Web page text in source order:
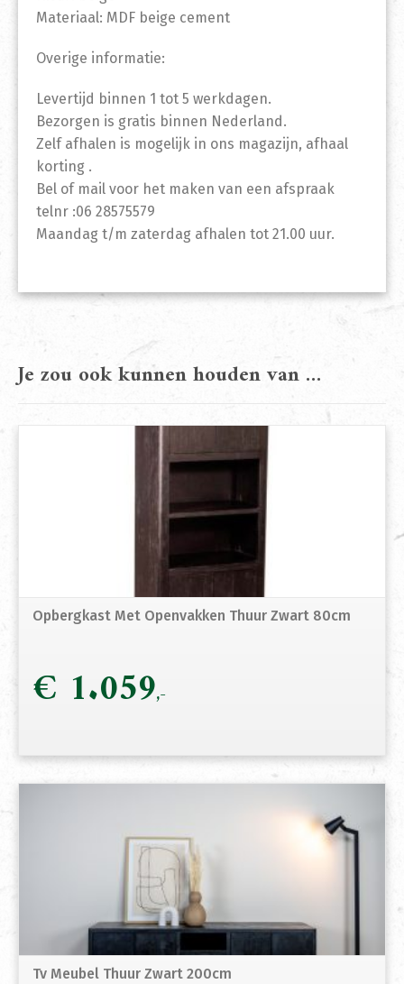
Materiaal: MDF beige cement
Overige informatie:
Levertijd binnen 1 tot 5 werkdagen.
Bezorgen is gratis binnen Nederland.
Zelf afhalen is mogelijk in ons magazijn, afhaal
korting .
Bel of mail voor het maken van een afspraak
telnr :06 28575579
Maandag t/m zaterdag afhalen tot 21.00 uur.
Je zou ook kunnen houden van …
Opbergkast Met Openvakken Thuur Zwart 80cm
€ 1.059
Tv Meubel Thuur Zwart 200cm